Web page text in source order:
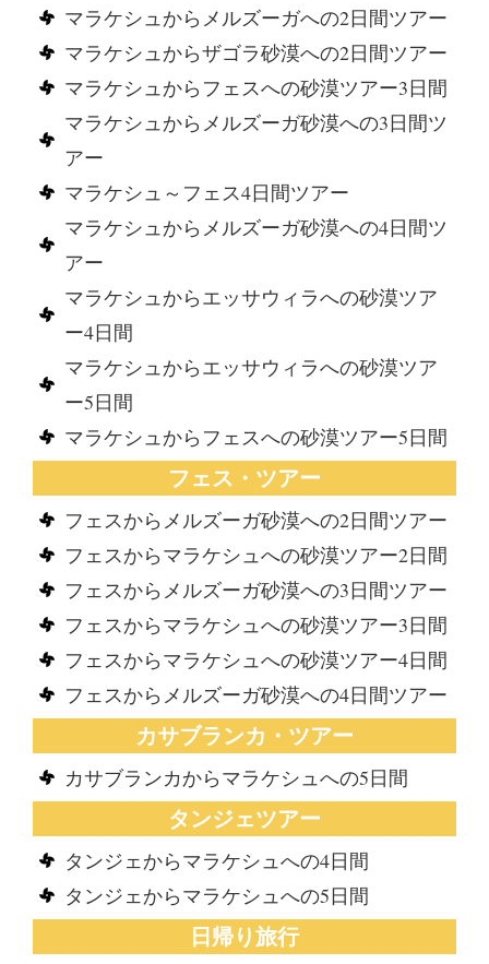
マラケシュからメルズーガへの2日間ツアー
マラケシュからザゴラ砂漠への2日間ツアー
マラケシュからフェスへの砂漠ツアー3日間
マラケシュからメルズーガ砂漠への3日間ツ
アー
マラケシュ～フェス4日間ツアー
マラケシュからメルズーガ砂漠への4日間ツ
アー
マラケシュからエッサウィラへの砂漠ツア
ー4日間
マラケシュからエッサウィラへの砂漠ツア
ー5日間
マラケシュからフェスへの砂漠ツアー5日間
フェス・ツアー
フェスからメルズーガ砂漠への2日間ツアー
フェスからマラケシュへの砂漠ツアー2日間
フェスからメルズーガ砂漠への3日間ツアー
フェスからマラケシュへの砂漠ツアー3日間
フェスからマラケシュへの砂漠ツアー4日間
フェスからメルズーガ砂漠への4日間ツアー
カサブランカ・ツアー
カサブランカからマラケシュへの5日間
タンジェツアー
タンジェからマラケシュへの4日間
タンジェからマラケシュへの5日間
日帰り旅行